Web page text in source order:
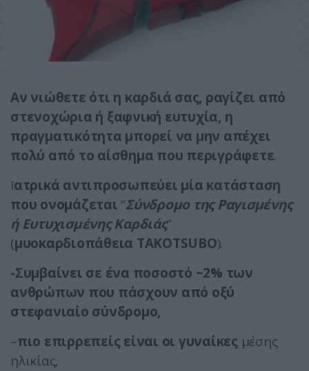
Αν νιώθετε ότι η καρδιά σας, ραγίζει από
στενοχώρια ή ξαφνική ευτυχία, η
πραγματικότητα μπορεί να μην απέχει
πολύ από το αίσθημα που περιγράφετε.
Ιατρικά αντιπροσωπεύει μία κατάσταση
που ονομάζεται“Σύνδρομο της Ραγισμένης
ή Ευτυχισμένης Καρδιάς”
(μυοκαρδιοπάθεια TAKOTSUBO).
-Συμβαίνει σε ένα ποσοστό ~2% των
ανθρώπων που πάσχουν από οξύ
στεφανιαίο σύνδρομο,
–πιο επιρρεπείς είναι οι γυναίκες μέσης
ηλικίας,